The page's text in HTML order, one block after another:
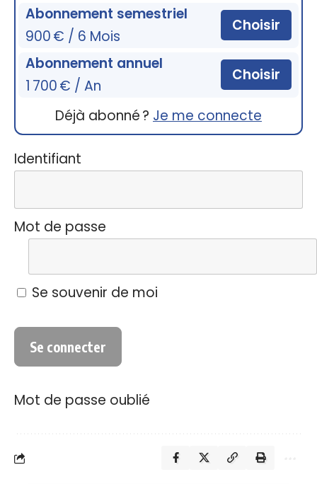
Abonnement semestriel
900 € / 6 Mois
Choisir
Abonnement annuel
1 700 € / An
Choisir
Déjà abonné ? Je me connecte
Identifiant
Mot de passe
Se souvenir de moi
Mot de passe oublié